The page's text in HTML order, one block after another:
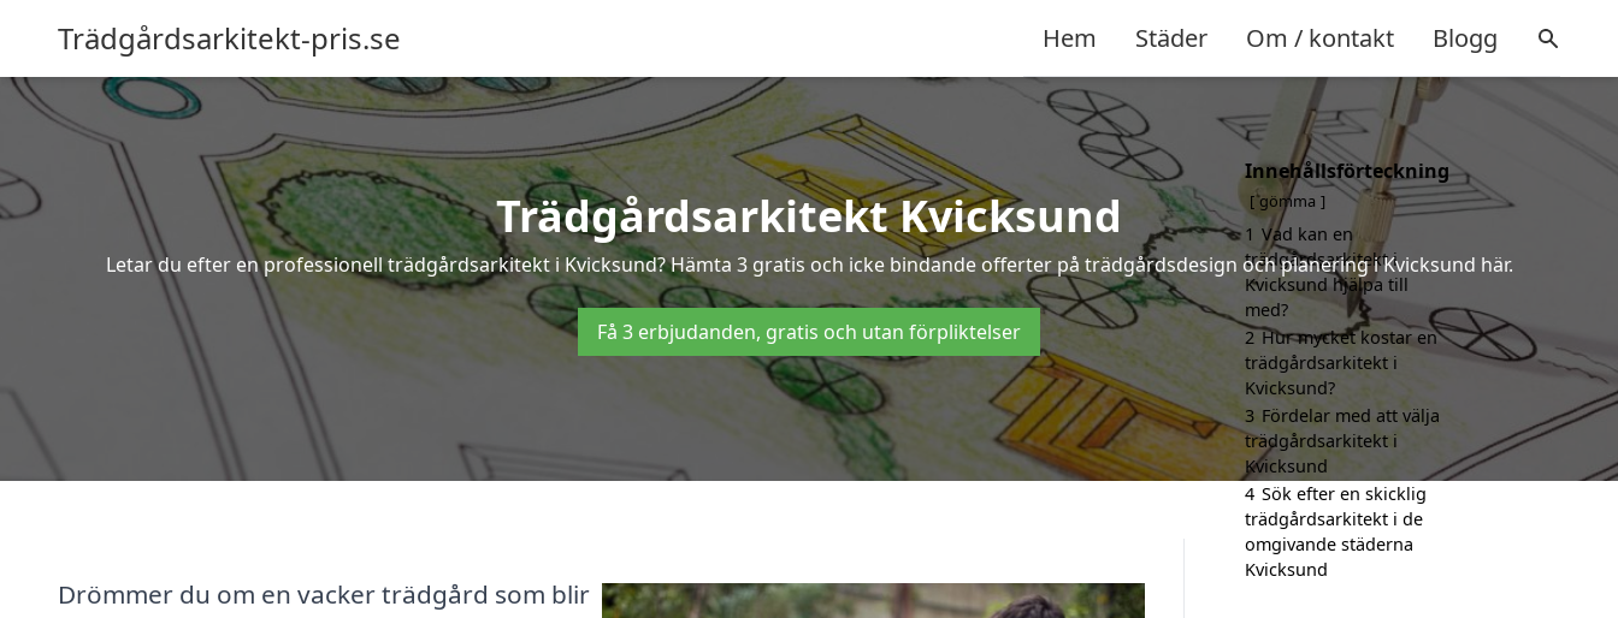
Trädgårdsarkitekt-pris.se Hem Städer Om / kontakt Blogg
Trädgårdsarkitekt Kvicksund
Letar du efter en professionell trädgårdsarkitekt i Kvicksund? Hämta 3 gratis och icke bindande offerter på trädgårdsdesign och planering i Kvicksund här.
Få 3 erbjudanden, gratis och utan förpliktelser
Drömmer du om en vacker trädgård som blir
Innehållsförteckning
gömma
1 Vad kan en
trädgårdsarkitekt i
Kvicksund hjälpa till
med?
2 Hur mycket kostar en
trädgårdsarkitekt i
Kvicksund?
3 Fördelar med att välja
trädgårdsarkitekt i
Kvicksund
4 Sök efter en skicklig
trädgårdsarkitekt i de
omgivande städerna
Kvicksund